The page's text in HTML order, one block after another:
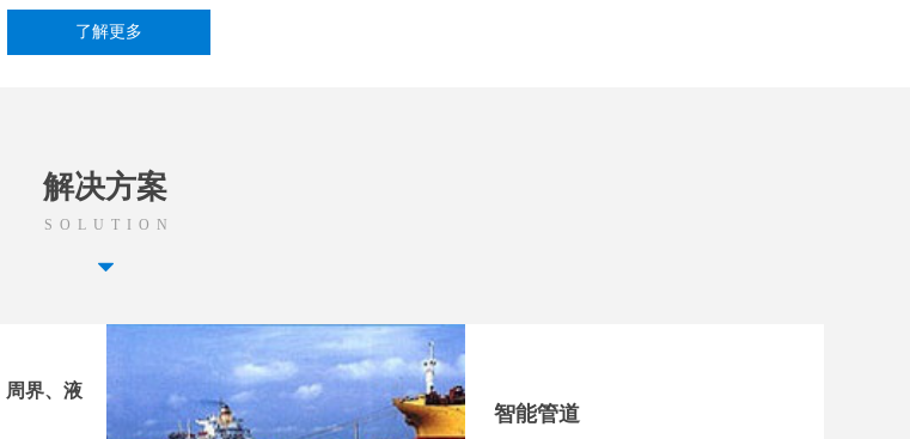
智能管道
周界、液
SOLUTION
뀓
解决方案
了解更多